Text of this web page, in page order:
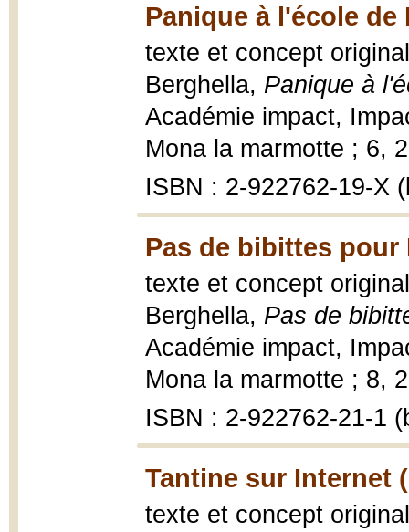
Panique à l'école de
texte et concept
Berghella, Panique à
Académie impact,
Mona la marmotte ; 6,
ISBN : 2-922762-19-X
Pas de bibittes pour
texte et concept
Berghella, Pas de
Académie impact,
Mona la marmotte ; 8,
ISBN : 2-922762-21-1
Tantine sur Internet
texte et concept